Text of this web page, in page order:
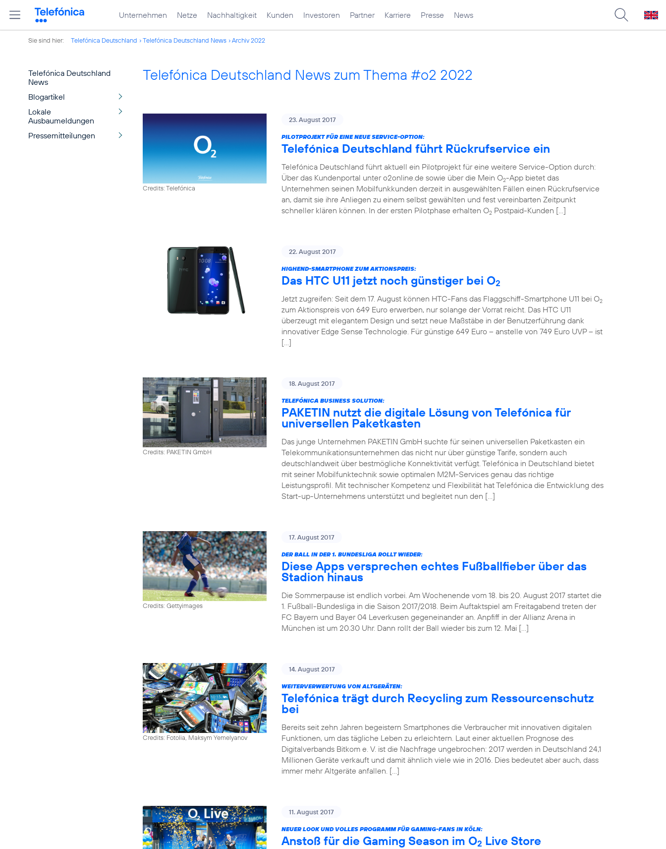
Unternehmen Netze Nachhaltigkeit Kunden Investoren Partner Karriere Presse News
Sie sind hier: Telefónica Deutschland Telefónica Deutschland News Archiv 2022
Telefónica Deutschland
News
Blogartikel
Lokale
Ausbaumeldungen
Pressemitteilungen
Telefónica Deutschland News zum Thema #o2 2022
Credits: Telefónica
23. August 2017
PILOTPROJEKT FÜR EINE NEUE SERVICE-OPTION:
Telefónica Deutschland führt Rückrufservice ein
Telefónica Deutschland führt aktuell ein Pilotprojekt für eine weitere Service-Option durch:
Über das Kundenportal unter o2online.de sowie über die Mein O2-App bietet das
Unternehmen seinen Mobilfunkkunden derzeit in ausgewählten Fällen einen Rückrufservice
an, damit sie ihre Anliegen zu einem selbst gewählten und fest vereinbarten Zeitpunkt
schneller klären können. In der ersten Pilotphase erhalten O2 Postpaid-Kunden […]
22. August 2017
HIGHEND-SMARTPHONE ZUM AKTIONSPREIS:
Das HTC U11 jetzt noch günstiger bei O2
Jetzt zugreifen: Seit dem 17. August können HTC-Fans das Flaggschiff-Smartphone U11 bei O2
zum Aktionspreis von 649 Euro erwerben, nur solange der Vorrat reicht. Das HTC U11
überzeugt mit elegantem Design und setzt neue Maßstäbe in der Benutzerführung dank
innovativer Edge Sense Technologie. Für günstige 649 Euro – anstelle von 749 Euro UVP – ist
[…]
Credits: PAKETIN GmbH
18. August 2017
TELEFÓNICA BUSINESS SOLUTION:
PAKETIN nutzt die digitale Lösung von Telefónica für
universellen Paketkasten
Das junge Unternehmen PAKETIN GmbH suchte für seinen universellen Paketkasten ein
Telekommunikationsunternehmen das nicht nur über günstige Tarife, sondern auch
deutschlandweit über bestmögliche Konnektivität verfügt. Telefónica in Deutschland bietet
mit seiner Mobilfunktechnik sowie optimalen M2M-Services genau das richtige
Leistungsprofil. Mit technischer Kompetenz und Flexibilität hat Telefónica die Entwicklung des
Start-up-Unternehmens unterstützt und begleitet nun den […]
Credits: Gettyimages
17. August 2017
DER BALL IN DER 1. BUNDESLIGA ROLLT WIEDER:
Diese Apps versprechen echtes Fußballfieber über das
Stadion hinaus
Die Sommerpause ist endlich vorbei. Am Wochenende vom 18. bis 20. August 2017 startet die
1. Fußball-Bundesliga in die Saison 2017/2018. Beim Auftaktspiel am Freitagabend treten der
FC Bayern und Bayer 04 Leverkusen gegeneinander an. Anpfiff in der Allianz Arena in
München ist um 20.30 Uhr. Dann rollt der Ball wieder bis zum 12. Mai […]
Credits: Fotolia, Maksym Yemelyanov
14. August 2017
WEITERVERWERTUNG VON ALTGERÄTEN:
Telefónica trägt durch Recycling zum Ressourcenschutz
bei
Bereits seit zehn Jahren begeistern Smartphones die Verbraucher mit innovativen digitalen
Funktionen, um das tägliche Leben zu erleichtern. Laut einer aktuellen Prognose des
Digitalverbands Bitkom e. V. ist die Nachfrage ungebrochen: 2017 werden in Deutschland 24,1
Millionen Geräte verkauft und damit ähnlich viele wie in 2016. Dies bedeutet aber auch, dass
immer mehr Altgeräte anfallen. […]
11. August 2017
NEUER LOOK UND VOLLES PROGRAMM FÜR GAMING-FANS IN KÖLN:
Anstoß für die Gaming Season im O2 Live Store